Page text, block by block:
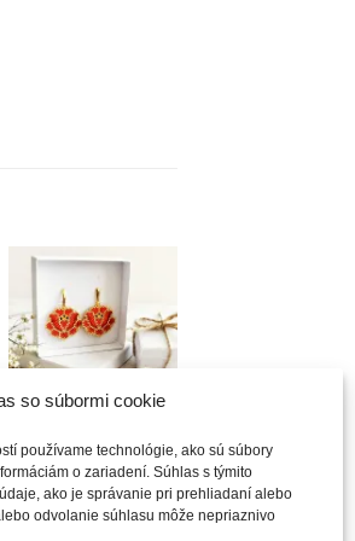
so súbormi cookie
používame technológie, ako sú súbory
o zariadení. Súhlas s týmito
ako je správanie pri prehliadaní alebo
odvolanie súhlasu môže nepriaznivo
Túto
krasotinku
si prosím
Z babičkinej záhrady |
Veľké ružičky
85.00€